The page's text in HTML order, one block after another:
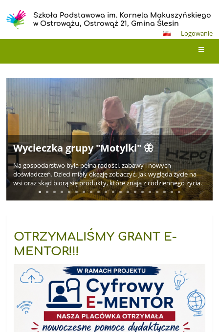
Szkoła Podstawowa im. Kornela Makuszyńskiego
w Ostrowążu, Ostrowąż 21, Gmina Ślesin
Logowanie
Strona
główna
Wielkanocne serca – warsztaty z
rodzicami na rzecz hospicjum 🐣🐇
Wielkanocne serca – warsztaty z rodzicami na rzecz hospicjum
Za nami wyjątkowe warsztaty wielkanocne, które odbyły się w
naszym przedszkolu.
Tym razem spotkanie miało szczególny wymiar – wszystkie
ozdoby przygotowane przez dzieci i ich rodziców trafią na
kiermasz, z którego dochód zostanie przekazany na rzecz
hospicjum.
OTRZYMALIŚMY GRANT E-
MENTOR!!!